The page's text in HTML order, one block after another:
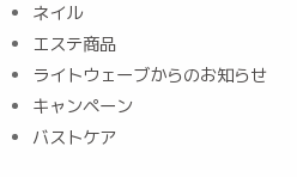
ネイル
エステ商品
ライトウェーブからのお知らせ
キャンペーン
バストケア